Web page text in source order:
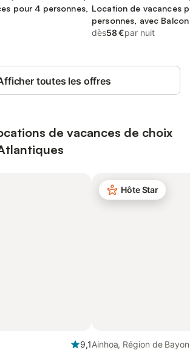
pour 4 personnes, de Bayonne
Location de vacances
personnes, avec
enfant
dès58 €par nuit
toutes les offres
de vacances de choix
9,1
Hôte Star
Ainhoa, Région de